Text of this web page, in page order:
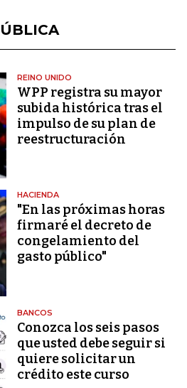
REINO UNIDO
WPP registra su mayor
subida histórica tras el
impulso de su plan de
reestructuración
HACIENDA
"En las próximas horas
firmaré el decreto de
congelamiento del
gasto público"
BANCOS
Conozca los seis pasos
que usted debe seguir si
quiere solicitar un
crédito este curso